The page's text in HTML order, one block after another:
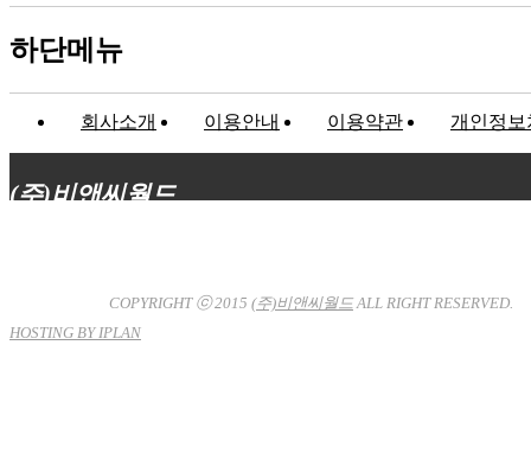
하단메뉴
회사소개 이용안내 이용약관 개인정보
(주)비앤씨월드
COPYRIGHT ⓒ 2015 (주)비앤씨월드 ALL RIGHT RESERVED.
HOSTING BY IPLAN